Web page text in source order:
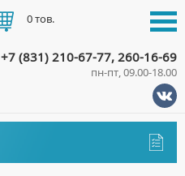
+7 (831) 210-67-77, 260-16-69
пн-пт, 09.00-18.00
0 тов.